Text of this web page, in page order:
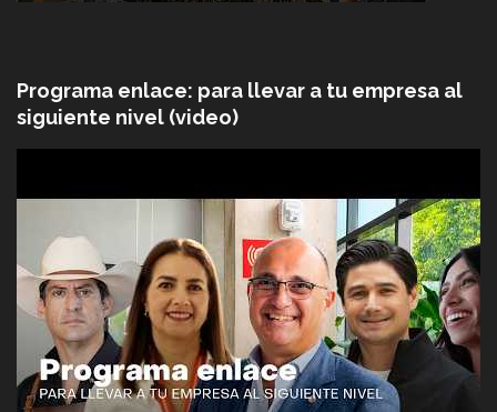
Programa enlace: para llevar a tu empresa al
siguiente nivel (video)